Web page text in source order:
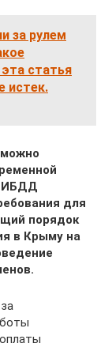
за рулем
статья
истек.
для
порядок
в Крыму на